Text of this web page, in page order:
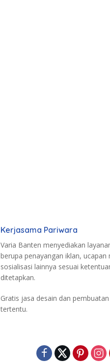
Kerjasama Pariwara
Varia Banten menyediakan
berupa penayangan iklan, ucapan
sosialisasi lainnya sesuai
ditetapkan.
Gratis jasa desain dan
tertentu.